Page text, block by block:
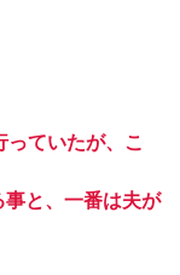
ていたが、こ
事と、一番は夫が